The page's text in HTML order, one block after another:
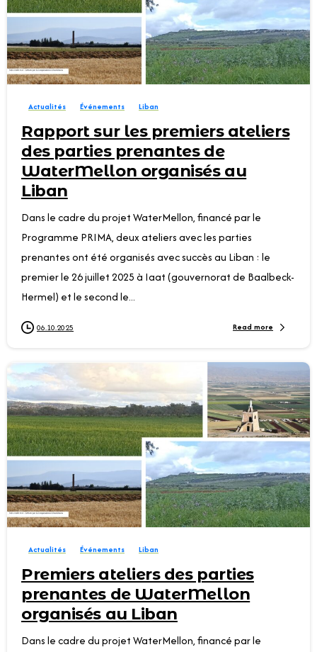
0
Actualités Événements Liban
Rapport sur les premiers ateliers
des parties prenantes de
WaterMellon organisés au
Liban
Dans le cadre du projet WaterMellon, financé par le
Programme PRIMA, deux ateliers avec les parties
prenantes ont été organisés avec succès au Liban : le
premier le 26 juillet 2025 à Iaat (gouvernorat de Baalbeck-
Hermel) et le second le...
06.10.2025 Read more
0
Actualités Événements Liban
Premiers ateliers des parties
prenantes de WaterMellon
organisés au Liban
Dans le cadre du projet WaterMellon, financé par le